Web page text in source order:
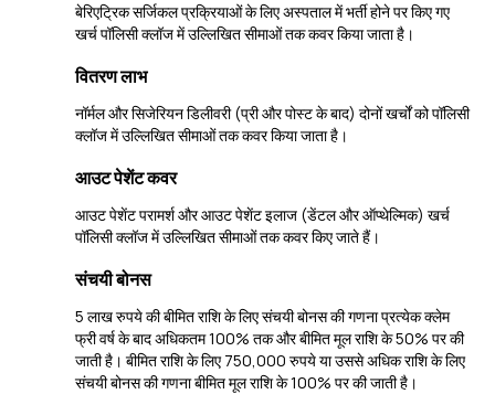
बेरिएट्रिक सर्जिकल प्रक्रियाओं के लिए अस्पताल में भर्ती होने पर किए गए
खर्च पॉलिसी क्लॉज में उल्लिखित सीमाओं तक कवर किया जाता है।
वितरण लाभ
नॉर्मल और सिजेरियन डिलीवरी (प्री और पोस्ट के बाद) दोनों खर्चों को पॉलिसी
क्लॉज में उल्लिखित सीमाओं तक कवर किया जाता है।
आउट पेशेंट कवर
आउट पेशेंट परामर्श और आउट पेशेंट इलाज (डेंटल और ऑप्थेल्मिक) खर्च
पॉलिसी क्लॉज में उल्लिखित सीमाओं तक कवर किए जाते हैं।
संचयी बोनस
5 लाख रुपये की बीमित राशि के लिए संचयी बोनस की गणना प्रत्येक क्लेम
फ्री वर्ष के बाद अधिकतम 100% तक और बीमित मूल राशि के 50% पर की
जाती है। बीमित राशि के लिए 750,000 रुपये या उससे अधिक राशि के लिए
संचयी बोनस की गणना बीमित मूल राशि के 100% पर की जाती है।